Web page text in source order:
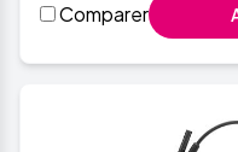
Comparer